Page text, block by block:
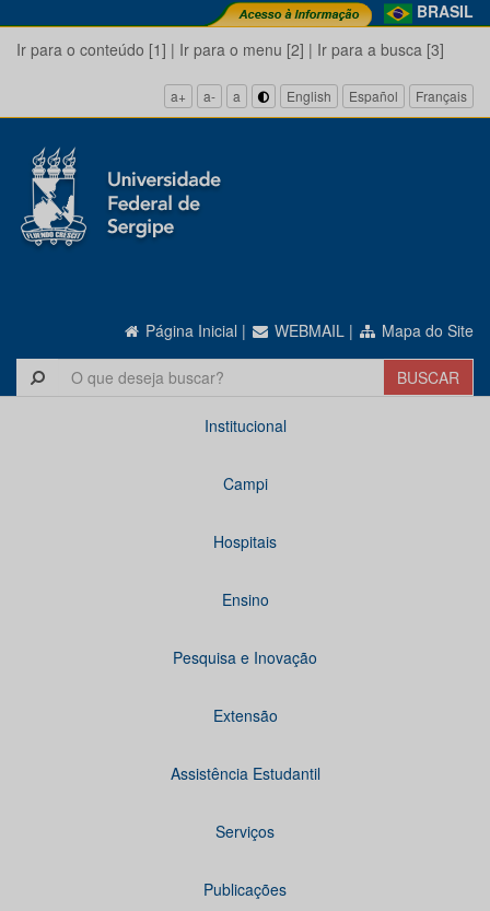
BRASIL
Ir para o conteúdo [1] | Ir para o menu [2] | Ir para a busca [3]
a+ a- a English Español Français
Página Inicial | WEBMAIL | Mapa do Site
Institucional
Campi
Hospitais
Ensino
Pesquisa e Inovação
Extensão
Assistência Estudantil
Serviços
Publicações